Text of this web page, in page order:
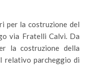
per la costruzione del
via Fratelli Calvi. Da
la costruzione della
relativo parcheggio di